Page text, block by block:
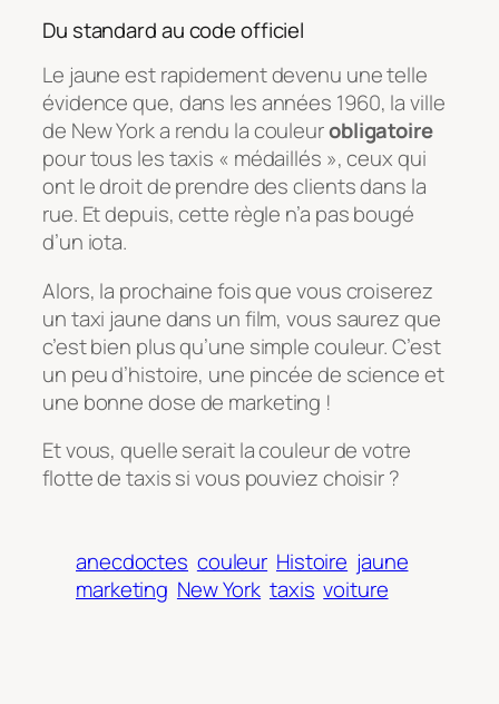
Du standard au code officiel
Le jaune est rapidement devenu une telle
évidence que, dans les années 1960, la ville
de New York a rendu la couleurobligatoire
pour tous les taxis « médaillés », ceux qui
ont le droit de prendre des clients dans la
rue. Et depuis, cette règle n’a pas bougé
d’un iota.
Alors, la prochaine fois que vous croiserez
un taxi jaune dans un film, vous saurez que
c’est bien plus qu’une simple couleur. C’est
un peu d’histoire, une pincée de science et
une bonne dose de marketing !
Et vous, quelle serait la couleur de votre
flotte de taxis si vous pouviez choisir ?
anecdoctes couleur Histoire jaune
marketing New York taxis voiture